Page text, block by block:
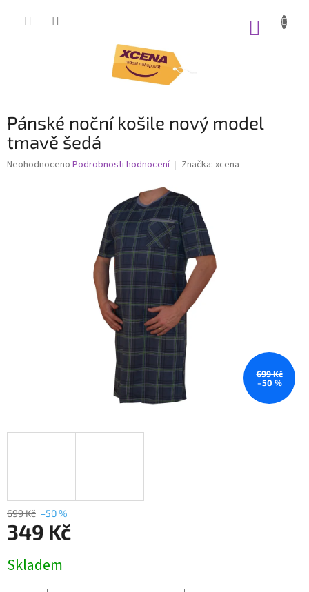
Pánské noční košile nový model
tmavě šedá
Průměrné
Neohodnoceno Podrobnosti hodnocení Značka: xcena
699 Kč
–50 %
699 Kč –50 %
349 Kč
cena:
Skladem